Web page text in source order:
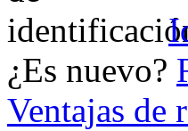
¿Es nuevo?
Ventajas de